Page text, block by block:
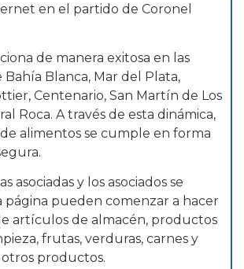
en el partido de Coronel
de manera exitosa en las
Bahía Blanca, Mar del Plata,
Centenario, San Martín de Los
Roca. A través de esta dinámica,
de alimentos se cumple en forma
asociadas y los asociados se
página pueden comenzar a hacer
artículos de almacén, productos
frutas, verduras, carnes y
otros productos.